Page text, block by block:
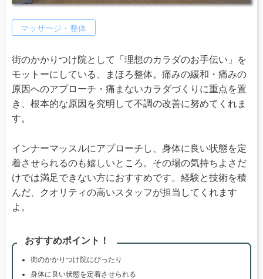
マッサージ・整体
街のかかりつけ院として「理想のカラダのお手伝い」を
モットーにしている、まほろ整体。痛みの緩和・痛みの
原因へのアプローチ・痛まないカラダづくりに重点を置
き、根本的な原因を究明して不調の改善に努めてくれま
す。
インナーマッスルにアプローチし、身体に良い状態を定
着させられるのも嬉しいところ。その場の気持ちよさだ
けでは満足できない方におすすめです。経験と技術を積
んだ、クオリティの高いスタッフが担当してくれます
よ。
おすすめポイント！
街のかかりつけ院にぴったり
身体に良い状態を定着させられる